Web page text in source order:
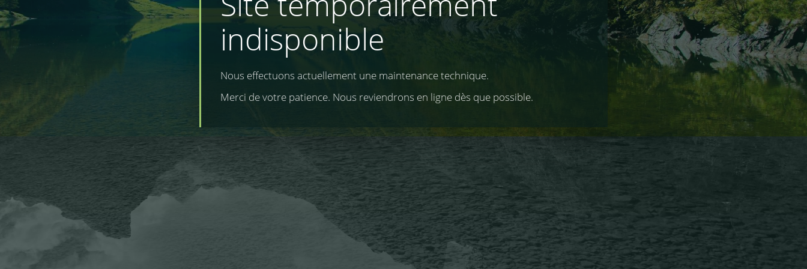
indisponible
Nous effectuons actuellement une maintenance technique.
Merci de votre patience. Nous reviendrons en ligne dès que possible.